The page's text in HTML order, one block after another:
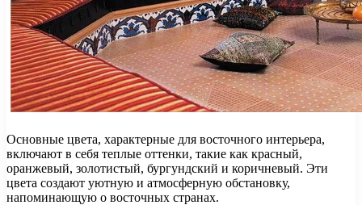
Основные цвета, характерные для восточного интерьера,
включают в себя теплые оттенки, такие как красный,
оранжевый, золотистый, бургундский и коричневый. Эти
цвета создают уютную и атмосферную обстановку,
напоминающую о восточных странах.